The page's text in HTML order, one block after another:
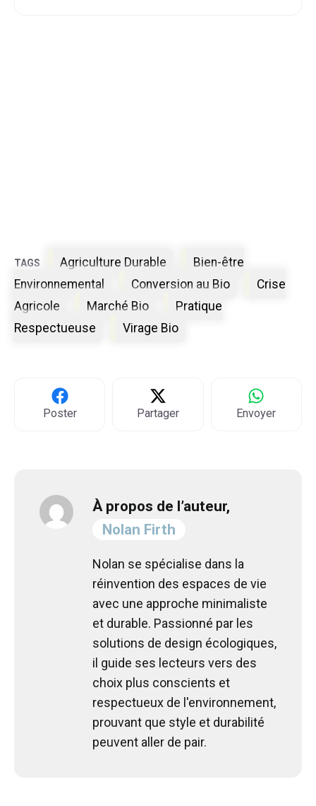
Étiquettes
Agriculture Durable
Bien-être
Environnemental
Conversion au Bio
Crise
Agricole
Marché Bio
Pratique
Respectueuse
Virage Bio
Poster Partager Envoyer
À propos de l’auteur,
Nolan Firth
Nolan se spécialise dans la
réinvention des espaces de vie
avec une approche minimaliste
et durable. Passionné par les
solutions de design écologiques,
il guide ses lecteurs vers des
choix plus conscients et
respectueux de l'environnement,
prouvant que style et durabilité
peuvent aller de pair.